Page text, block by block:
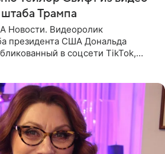
Трампа
Видеоролик
президента США Дональда
в соцсети TikTok,